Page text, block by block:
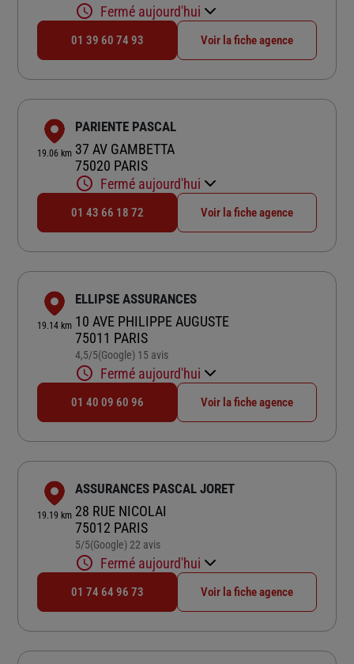
Fermé aujourd'hui
01 39 60 74 93 Voir la fiche agence
19.06 km
PARIENTE PASCAL
37 AV GAMBETTA
75020 PARIS
Fermé aujourd'hui
01 43 66 18 72 Voir la fiche agence
19.14 km
ELLIPSE ASSURANCES
10 AVE PHILIPPE AUGUSTE
75011 PARIS
4,5/5Note de 4.5 sur 5
(Google) 15 avis
Fermé aujourd'hui
01 40 09 60 96 Voir la fiche agence
19.19 km
ASSURANCES PASCAL JORET
28 RUE NICOLAI
75012 PARIS
5/5Note de 5 sur 5
(Google) 22 avis
Fermé aujourd'hui
01 74 64 96 73 Voir la fiche agence